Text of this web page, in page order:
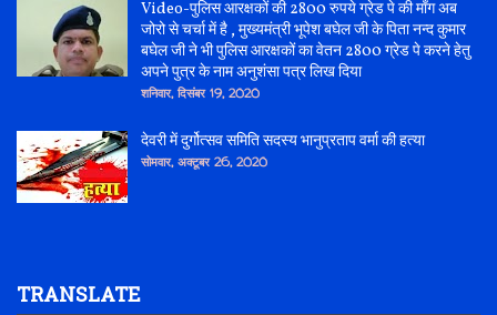
Video-पुलिस आरक्षकों की 2800 रुपये ग्रेड पे की माँग अब
जोरो से चर्चा में है , मुख्यमंत्री भूपेश बघेल जी के पिता नन्द कुमार
बघेल जी ने भी पुलिस आरक्षकों का वेतन 2800 ग्रेड पे करने हेतु
अपने पुत्र के नाम अनुशंसा पत्र लिख दिया
शनिवार, दिसंबर 19, 2020
देवरी में दुर्गोत्सव समिति सदस्य भानुप्रताप वर्मा की हत्या
सोमवार, अक्टूबर 26, 2020
TRANSLATE